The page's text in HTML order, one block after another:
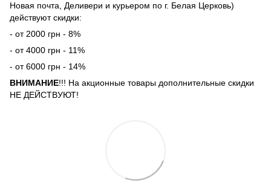
Новая почта, Деливери и курьером по г. Белая Церковь)
действуют скидки:
- от 2000 грн - 8%
- от 4000 грн - 11%
- от 6000 грн - 14%
ВНИМАНИЕ!!! На акционные товары дополнительные скидки
НЕ ДЕЙСТВУЮТ!